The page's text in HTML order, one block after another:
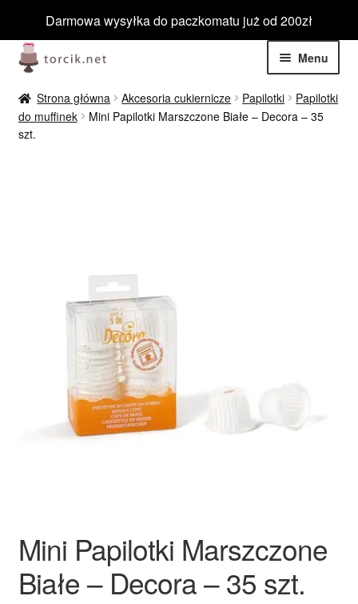
Darmowa wysyłka do paczkomatu już od 200zł
Przejdź
do
nawigacji
Przejdź
do
treści
Menu
Jadalne
Rozwiń
menu
Niejadalne
Wyprzedaż
Ozdoby na tort weselny
Strona główna Akcesoria cukiernicze Papilotki
Papilotki
do muffinek
Mini Papilotki Marszczone Białe – Decora – 35
szt.
Mini Papilotki Marszczone
Białe – Decora – 35 szt.